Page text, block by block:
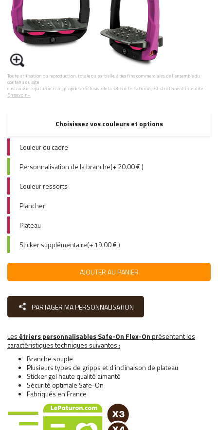
Toute utilisation ou reproduction, totale ou partielle, à des fins commerciales, de l'ensemble du
contenu du site
customiser.lepaturon.com, propriété exclusive de la sellerie Le Paturon, est strictement interdite.
En savoir +
Choisissez vos couleurs et options
Couleur du cadre
Personnalisation de la branche(+ 20.00 € )
Couleur ressorts
Plancher
Plateau
Sticker supplémentaire(+ 19.00 € )
AJOUTER AU PANIER
PARTAGER MA PERSONNALISATION
Les étriers personnalisables Safe-On Flex-Onprésentent les
caractéristiques techniques suivantes :
Branche souple
Plusieurs types de gripps et d'inclinaison de plateau
Sticker gel haute qualité aimanté
Sécurité optimale Safe-On
Fabriqués en France